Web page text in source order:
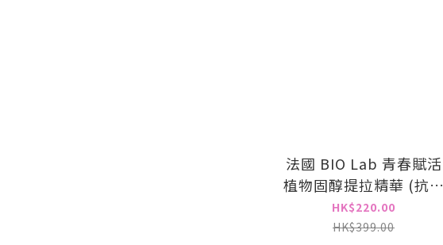
法國 BIO Lab 青春賦活
植物固醇提拉精華 (抗老
針 | 激發細胞再生 | 緊
緻輪廓 | 減紋抗皺)
HK$220.00
HK$399.00